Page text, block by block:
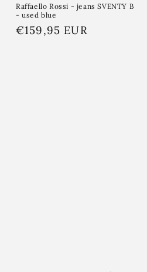
Raffaello Rossi - jeans SVENTY B
- used blue
Normale
€159,95 EUR